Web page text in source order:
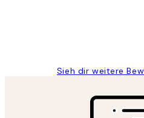
Sieh dir weitere